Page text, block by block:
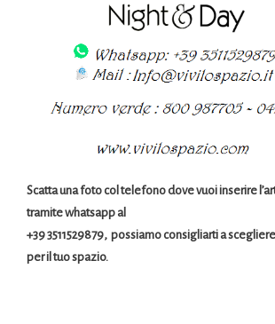
Scatta una foto col telefono dove vuoi inserire
tramite whatsapp al
+39 3511529879, possiamo consigliarti a
per il tuo spazio.